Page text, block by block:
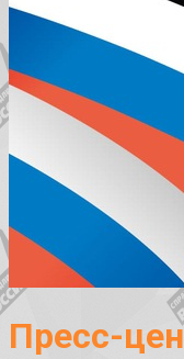
Пресс-